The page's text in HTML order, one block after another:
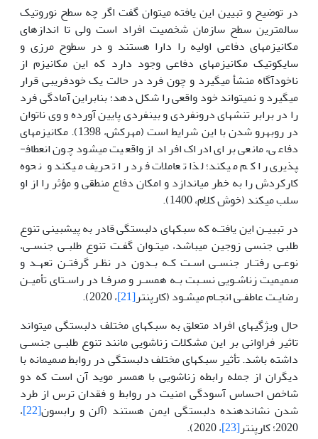
در توضیح و تبیین این یافته می­توان گفت اگر چه سطح نوروتیک
سالم­ترین سطح سازمان شخصیت افراد است ولی تا اندازه­ای
مکانیزم­های دفاعی اولیه را دارا هستند و در سطوح مرزی و
سایکوتیک مکانیزم­های دفاعی وجود دارد که این مکانیزم از
ناخودآگاه منشأ می­گیرد و چون فرد در حالت یک خودفریبی قرار
می­گیرد و نمی­تواند خود واقعی را شکل دهد؛ بنابراین آمادگی فرد
را در برابر تنش­های درون­فردی و بین­فردی پایین آورده و وی ناتوان
در روبه­رو شدن با این شرایط است (مهرکش، 1398). مکانیزم­های
دفاعی، مانعی برای ادراک افراد از واقعیت می­شود چون انعطاف­
پذیری را کم می­کند؛ لذا تعاملات فرد را تحریف می­کند و نحوه
کارکردش را به خطر می­اندازد و امکان دفاع منطقی و مؤثر را از او
سلب می­کند (خوش کلام، 1400).
در تبییـن این یافتـه که سبک­های دلبستگی قادر به پیش­بینی تنوع
طلبی جنسی زوجین می­باشد،­ می­تـوان گفـت تنوع طلبـی جنسـی،
نوعـی رفتـار جنسـی اسـت کـه بـدون در نظـر گرفتـن تعهـد و
صمیمیت زناشـویی نسـبت بـه همسـر و صرفـا در راسـتای تأمیـن
رضایـت عاطفـی انجـام می­شـود (کارپنتر[21]
، 2020).
حال ویژگی­های افراد متعلق به سبک­های مختلف دلبستگی می­تواند
تاثیر فراوانی بر این مشکلات زناشویی مانند تنوع طلبـی جنسـی
داشته باشد. تأثیر سبک­های مختلف دلبستگی در روابط صمیمانه با
دیگران از جمله رابطه زناشویی با همسر موید آن است که دو
شاخص احساس آسودگی امنیت در روابط و فقدان ترس از طرد
شدن نشان­دهنده دلبستگی ایمن هستند (آلن و رابسون[22]
،
2020؛ کارپنتر
[23]
، 2020).